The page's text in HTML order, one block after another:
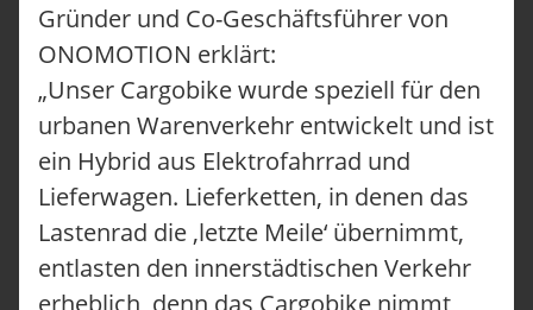
ONO CARGOBIKES
ONO KONFIGURIEREN
TUTORIALS
FAQ
UNSERE LÖSUNGEN
LOGISTIK
HANDWERK
FACILITY MANAGEMENT
TECHNISCHER SERVICE
SERVICE-ANLIEGEN
Gründer und Co-Geschäftsführer von
ONOMOTION erklärt:
„Unser Cargobike wurde speziell für den
urbanen Warenverkehr entwickelt und ist
ein Hybrid aus Elektrofahrrad und
Lieferwagen. Lieferketten, in denen das
Lastenrad die ‚letzte Meile‘ übernimmt,
entlasten den innerstädtischen Verkehr
erheblich, denn das Cargobike nimmt